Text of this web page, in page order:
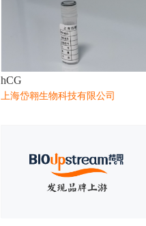
hCG
上海岱翱生物科技有限公司